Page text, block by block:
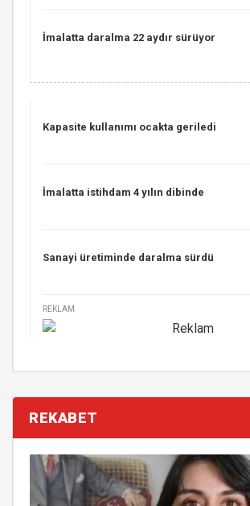
İmalatta daralma 22 aydır sürüyor
Kapasite kullanımı ocakta geriledi
İmalatta istihdam 4 yılın dibinde
Sanayi üretiminde daralma sürdü
REKLAM
REKABET